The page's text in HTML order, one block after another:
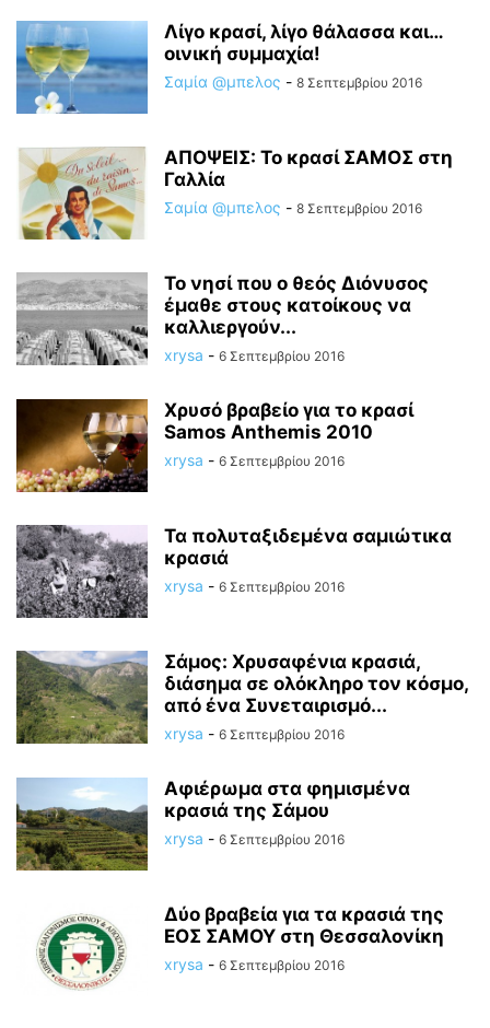
Λίγο κρασί, λίγο θάλασσα και…
οινική συμμαχία!
Σαμία @μπελος - 8 Σεπτεμβρίου 2016
AΠΟΨΕΙΣ: Το κρασί ΣΑΜΟΣ στη
Γαλλία
Σαμία @μπελος - 8 Σεπτεμβρίου 2016
Το νησί που ο θεός Διόνυσος
έμαθε στους κατοίκους να
καλλιεργούν...
xrysa - 6 Σεπτεμβρίου 2016
Χρυσό βραβείο για το κρασί
Samos Anthemis 2010
xrysa - 6 Σεπτεμβρίου 2016
Τα πολυταξιδεµένα σαµιώτικα
κρασιά
xrysa - 6 Σεπτεμβρίου 2016
Σάμος: Χρυσαφένια κρασιά,
διάσημα σε ολόκληρο τον κόσμο,
από ένα Συνεταιρισμό...
xrysa - 6 Σεπτεμβρίου 2016
Αφιέρωμα στα φημισμένα
κρασιά της Σάμου
xrysa - 6 Σεπτεμβρίου 2016
Δύο βραβεία για τα κρασιά της
ΕΟΣ ΣΑΜΟΥ στη Θεσσαλονίκη
xrysa - 6 Σεπτεμβρίου 2016